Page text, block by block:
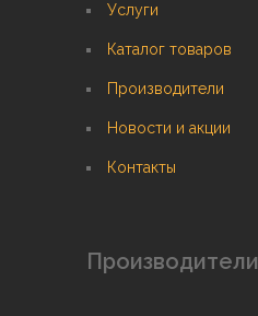
Услуги
Каталог товаров
Производители
Новости и акции
Контакты
Производители